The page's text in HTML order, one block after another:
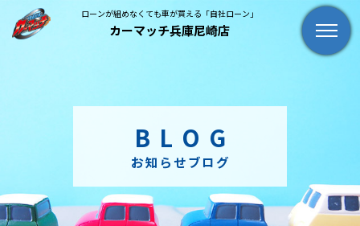
ローンが組めなくても車が買える「自社ローン」
カーマッチ兵庫尼崎店
BLOG
お知らせブログ